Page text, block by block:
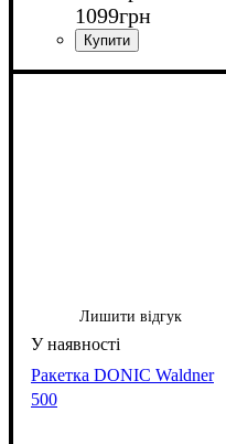
1099грн
Лишити відгук
Ракетка DONIC Waldner
500